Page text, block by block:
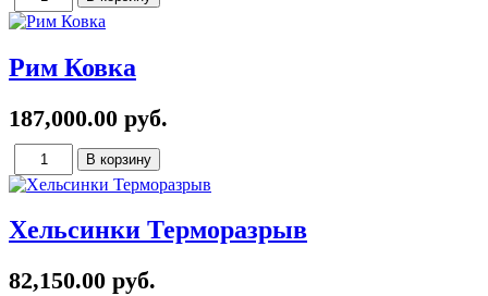
Рим Ковка
187,000.00 руб.
Хельсинки Терморазрыв
82,150.00 руб.